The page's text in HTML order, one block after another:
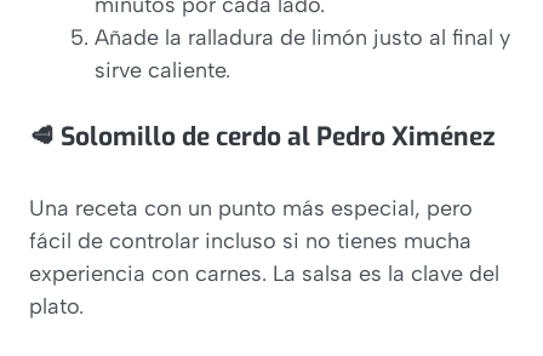
Añade la ralladura de limón justo al final y
sirve caliente.
🥩 Solomillo de cerdo al Pedro Ximénez
Una receta con un punto más especial, pero
fácil de controlar incluso si no tienes mucha
experiencia con carnes. La salsa es la clave del
plato.